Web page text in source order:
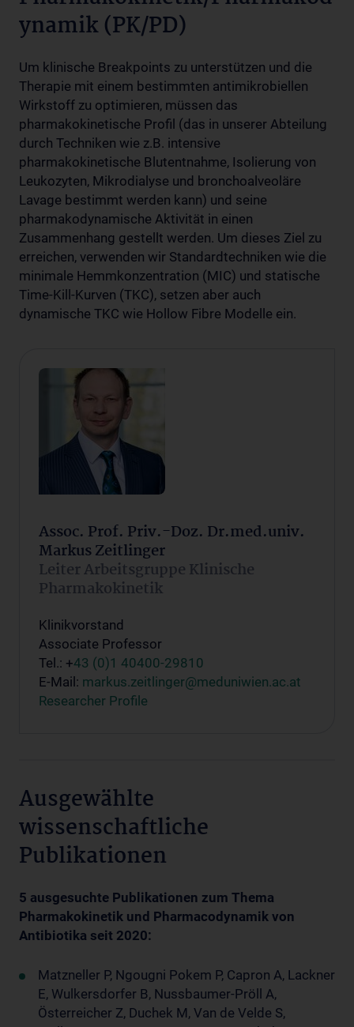
ynamik (PK/PD)
Um klinische Breakpoints zu unterstützen und die
Therapie mit einem bestimmten antimikrobiellen
Wirkstoff zu optimieren, müssen das
pharmakokinetische Profil (das in unserer Abteilung
durch Techniken wie z.B. intensive
pharmakokinetische Blutentnahme, Isolierung von
Leukozyten, Mikrodialyse und bronchoalveoläre
Lavage bestimmt werden kann) und seine
pharmakodynamische Aktivität in einen
Zusammenhang gestellt werden. Um dieses Ziel zu
erreichen, verwenden wir Standardtechniken wie die
minimale Hemmkonzentration (MIC) und statische
Time-Kill-Kurven (TKC), setzen aber auch
dynamische TKC wie Hollow Fibre Modelle ein.
Assoc. Prof. Priv.-Doz. Dr.med.univ.
Markus Zeitlinger
Leiter Arbeitsgruppe Klinische
Pharmakokinetik
Klinikvorstand
Associate Professor
Tel.: +43 (0)1 40400-29810
E-Mail: markus.zeitlinger@meduniwien.ac.at
Researcher Profile
Ausgewählte
wissenschaftliche
Publikationen
5 ausgesuchte Publikationen zum Thema
Pharmakokinetik und Pharmacodynamik von
Antibiotika seit 2020:
Matzneller P, Ngougni Pokem P, Capron A, Lackner
E, Wulkersdorfer B, Nussbaumer-Pröll A,
Österreicher Z, Duchek M, Van de Velde S,